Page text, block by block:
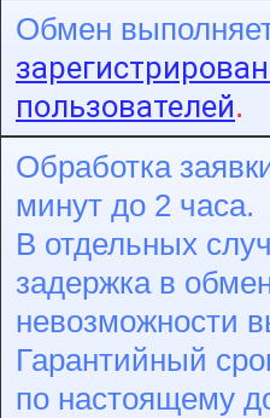
Обмен
пользователей.
Обработка
минут до 2 часа.
В отдельных
задержка в
невозможности
Гарантийный
по настоящему